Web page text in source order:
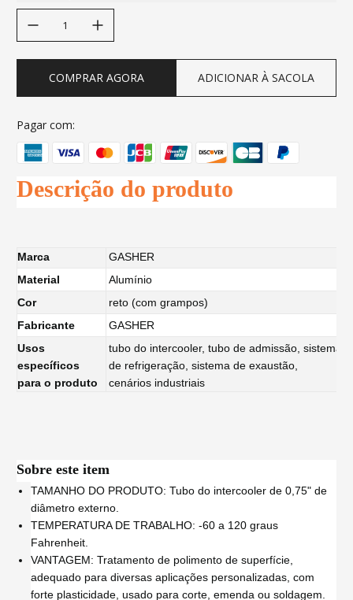
COMPRAR AGORA ADICIONAR À SACOLA
Pagar com:
Descrição do produto
Marca
GASHER
Material
Alumínio
Cor
reto (com grampos)
Fabricante
GASHER
Usos
específicos
para o produto
tubo do intercooler, tubo de admissão, sistema
de refrigeração, sistema de exaustão,
cenários industriais
Sobre este item
TAMANHO DO PRODUTO: Tubo do intercooler de 0,75" de
diâmetro externo.
TEMPERATURA DE TRABALHO: -60 a 120 graus
Fahrenheit.
VANTAGEM: Tratamento de polimento de superfície,
adequado para diversas aplicações personalizadas, com
forte plasticidade, usado para corte, emenda ou soldagem.